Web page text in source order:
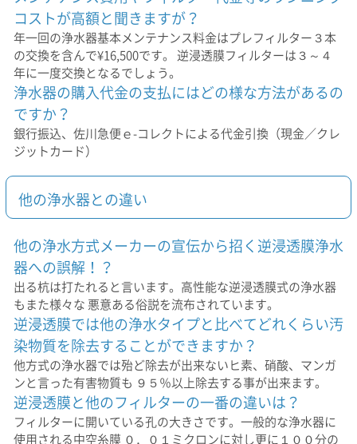
コストが高額と聞きますが？
年一回の浄水器基本メンテナンス料金はプレフィルター３本
の交換を含んで¥16,500です。 逆浸透膜フィルターは３～４
年に一度交換となるでしょう。
浄水器の購入代金の支払にはどの様な方法があるの
ですか？
銀行振込、佐川急便ｅ-コレクトによる代金引換（現金／クレ
ジットカード）
他の浄水器との違い
他の浄水方式メーカーの宣伝から招く逆浸透膜浄水
器への誤解！？
出る杭は打たれると言います。高性能な逆浸透膜式の浄水器
もまた様々な 悪意ある俗説を流布されています。
逆浸透膜では他の浄水タイプと比べてどれくらい汚
染物質を除去することができますか？
他方式の浄水器では殆ど除去が出来ないヒ素、硝酸、マンガ
ンと言った有害物質も ９５％以上除去する事が出来ます。
逆浸透膜と他のフィルターの一番の違いは？
フィルターに開いている孔の大きさです。一般的な浄水器に
使用される中空糸膜 ０．０１ミクロンに対し更に１００分の